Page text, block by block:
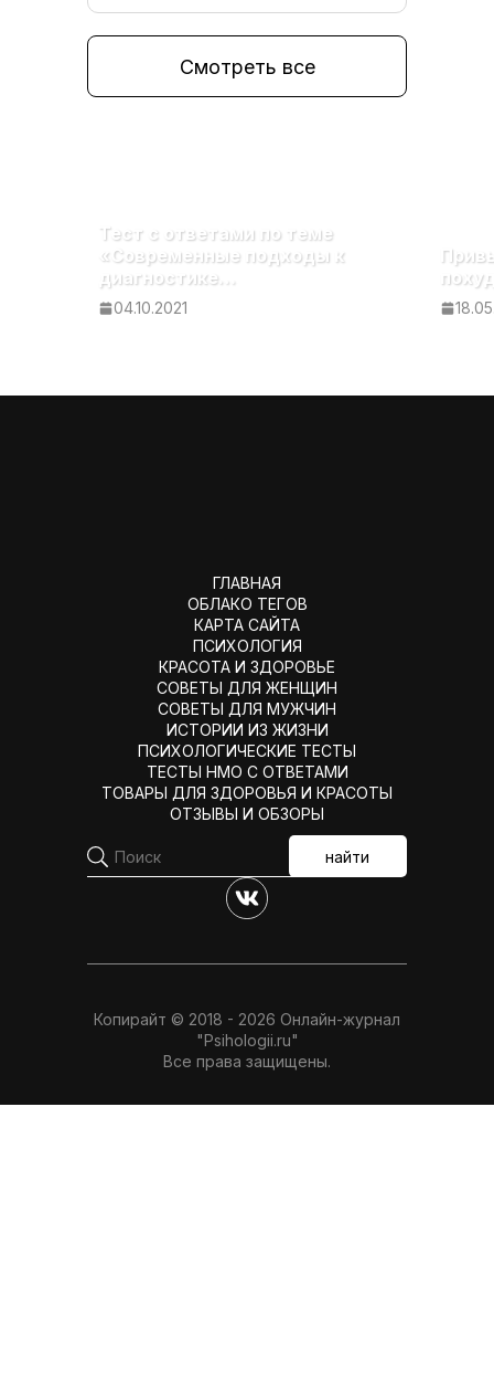
Смотреть все
Тест с ответами по теме
«Современные подходы к
диагностике…
04.10.2021
ГЛАВНАЯ
ОБЛАКО ТЕГОВ
КАРТА САЙТА
ПСИХОЛОГИЯ
КРАСОТА И ЗДОРОВЬЕ
СОВЕТЫ ДЛЯ ЖЕНЩИН
СОВЕТЫ ДЛЯ МУЖЧИН
ИСТОРИИ ИЗ ЖИЗНИ
ПСИХОЛОГИЧЕСКИЕ ТЕСТЫ
ТЕСТЫ НМО С ОТВЕТАМИ
ТОВАРЫ ДЛЯ ЗДОРОВЬЯ И КРАСОТЫ
ОТЗЫВЫ И ОБЗОРЫ
найти
Копирайт © 2018 - 2026 Онлайн-журнал
"Psihologii.ru"
Все права защищены.